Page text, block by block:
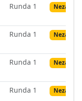
Runda 1
Runda 1
Runda 1
Runda 1